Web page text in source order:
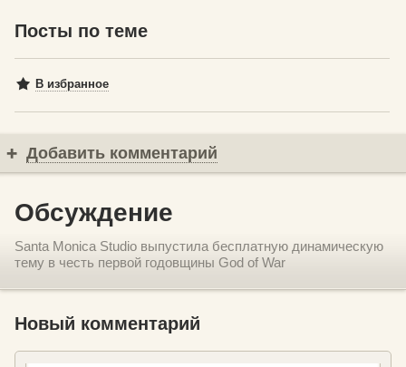
Посты по теме
В избранное
Добавить комментарий
Обсуждение
Santa Monica Studio выпустила бесплатную динамическую
тему в честь первой годовщины God of War
Новый комментарий